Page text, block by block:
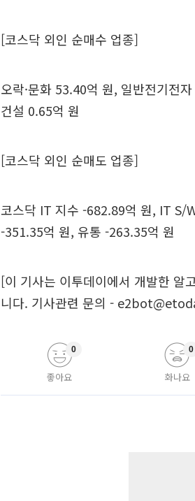
[코스닥 외인 순매수 업종]
오락·문화 53.40억 원, 일반전기전
건설 0.65억 원
[코스닥 외인 순매도 업종]
코스닥 IT 지수 -682.89억 원, IT S/
-351.35억 원, 유통 -263.35억 원
[이 기사는 이투데이에서 개발한 알
니다. 기사관련 문의 -
좋아요
0
화나요
0